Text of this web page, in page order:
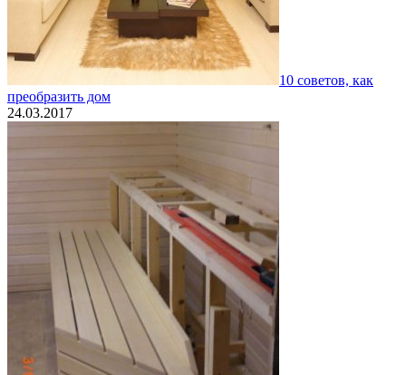
10 советов, как
преобразить дом
24.03.2017